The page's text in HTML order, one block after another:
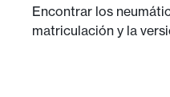
Encontrar los
matriculación y la